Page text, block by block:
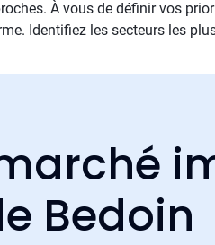
À vous de définir vos
Identifiez les secteurs les
Bedoin